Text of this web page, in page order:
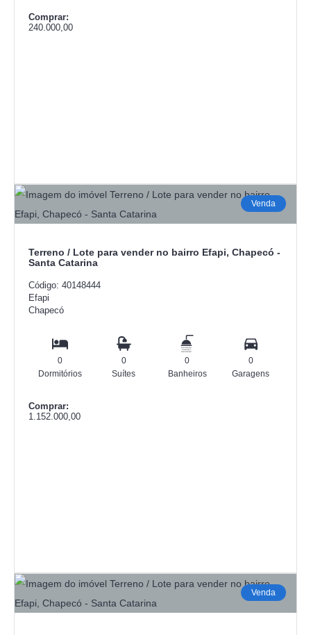
Comprar:
240.000,00
Venda
Terreno / Lote para vender no bairro Efapi, Chapecó -
Santa Catarina
Código: 40148444
Efapi
Chapecó
0
Dormitórios
0
Suítes
0
Banheiros
0
Garagens
Comprar:
1.152.000,00
Venda